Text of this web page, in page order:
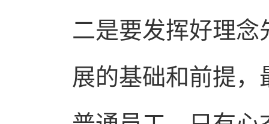
二是要发挥好理
展的基础和前提